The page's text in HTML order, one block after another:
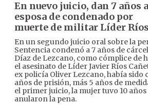
En nuevo juicio, dan 7 años a
esposa de condenado por
muerte de militar Líder Ríos
En un segundo juicio oral sobre la
Sentencia condenó a 7 años de
Díaz de Lezcano, como cómplice de
el asesinato de Líder Javier Ríos
ex policía Oliver Lezcano, había sido
años de prisión, más 5 años de
el primer juicio, la mujer tuvo 10
anularon la pena.